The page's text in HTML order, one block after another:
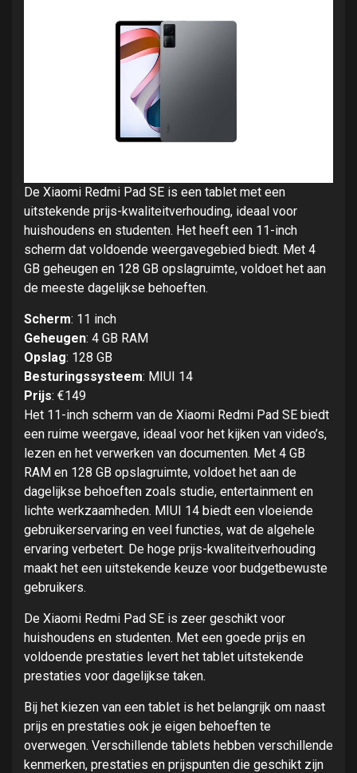
De Xiaomi Redmi Pad SE is een tablet met een
uitstekende prijs-kwaliteitverhouding, ideaal voor
huishoudens en studenten. Het heeft een 11-inch
scherm dat voldoende weergavegebied biedt. Met 4
GB geheugen en 128 GB opslagruimte, voldoet het aan
de meeste dagelijkse behoeften.
Scherm: 11 inch
Geheugen: 4 GB RAM
Opslag: 128 GB
Besturingssysteem: MIUI 14
Prijs: €149
Het 11-inch scherm van de Xiaomi Redmi Pad SE biedt
een ruime weergave, ideaal voor het kijken van video’s,
lezen en het verwerken van documenten. Met 4 GB
RAM en 128 GB opslagruimte, voldoet het aan de
dagelijkse behoeften zoals studie, entertainment en
lichte werkzaamheden. MIUI 14 biedt een vloeiende
gebruikerservaring en veel functies, wat de algehele
ervaring verbetert. De hoge prijs-kwaliteitverhouding
maakt het een uitstekende keuze voor budgetbewuste
gebruikers.
De Xiaomi Redmi Pad SE is zeer geschikt voor
huishoudens en studenten. Met een goede prijs en
voldoende prestaties levert het tablet uitstekende
prestaties voor dagelijkse taken.
Bij het kiezen van een tablet is het belangrijk om naast
prijs en prestaties ook je eigen behoeften te
overwegen. Verschillende tablets hebben verschillende
kenmerken, prestaties en prijspunten die geschikt zijn